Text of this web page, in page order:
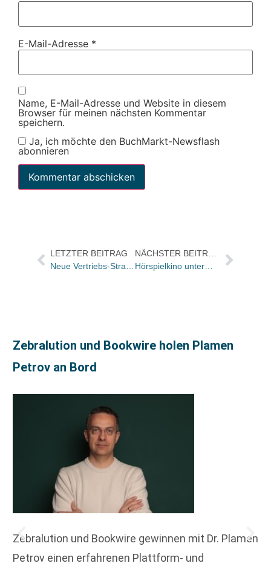
E-Mail-Adresse *
Name, E-Mail-Adresse und Website in diesem
Browser für meinen nächsten Kommentar
speichern.
Ja, ich möchte den BuchMarkt-Newsflash
abonnieren
LETZTER BEITRAG
Zebralution und Bookwire holen Plamen
Petrov an Bord
Zebralution und Bookwire gewinnen mit Dr. Plamen
Petrov einen erfahrenen Plattform- und